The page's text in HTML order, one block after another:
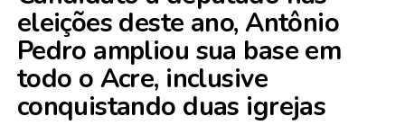
eleições deste ano, Antônio
Pedro ampliou sua base em
todo o Acre, inclusive
conquistando duas igrejas